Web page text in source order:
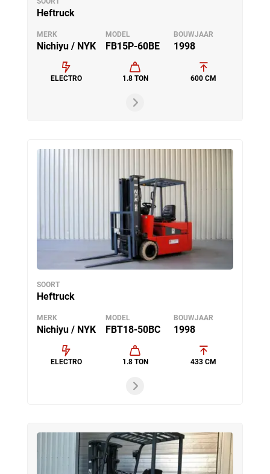
Heftruck
MERK
Nichiyu / NYK
MODEL
FB15P-60BE
BOUWJAAR
1998
ELECTRO 1.8 TON 600 CM
SOORT
Heftruck
MERK
Nichiyu / NYK
MODEL
FBT18-50BC
BOUWJAAR
1998
ELECTRO 1.8 TON 433 CM